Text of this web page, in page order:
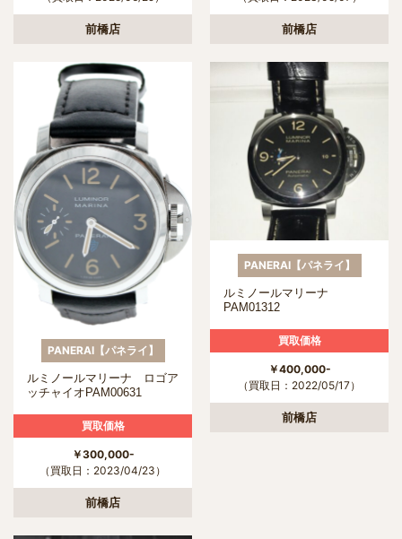
前橋店 前橋店
PANERAI【パネライ】
ルミノールマリーナ ロゴア
ッチャイオPAM00631
買取価格
￥300,000-
（買取日：2023/04/23）
前橋店
PANERAI【パネライ】
ルミノールマリーナ
PAM01312
買取価格
￥400,000-
（買取日：2022/05/17）
前橋店